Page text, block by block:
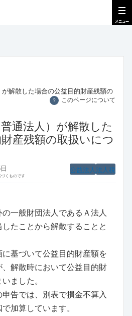
解散した場合の公益目的財産残額の
？ このページについて
通法人）が解散した
産残額の取扱いにつ
法人税
公益法人
くものです
一般財団法人であるＡ法人
たことから解散することと
基づいて公益目的財産額を
解散時において公益目的財
ました。
告では、別表で損金不算入
加算しています。